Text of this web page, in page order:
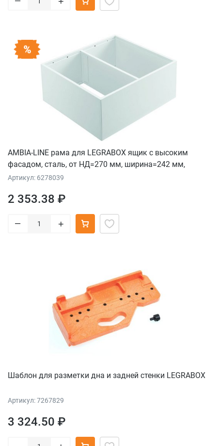
AMBIA-LINE рама для LEGRABOX ящик с высоким
фасадом, сталь, от НД=270 мм, ширина=242 мм,
белый шелк
Артикул: 6278039
2 353.38 ₽
– +
Шаблон для разметки дна и задней стенки LEGRABOX
Артикул: 7267829
3 324.50 ₽